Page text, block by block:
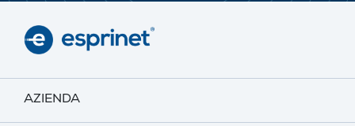
AZIENDA